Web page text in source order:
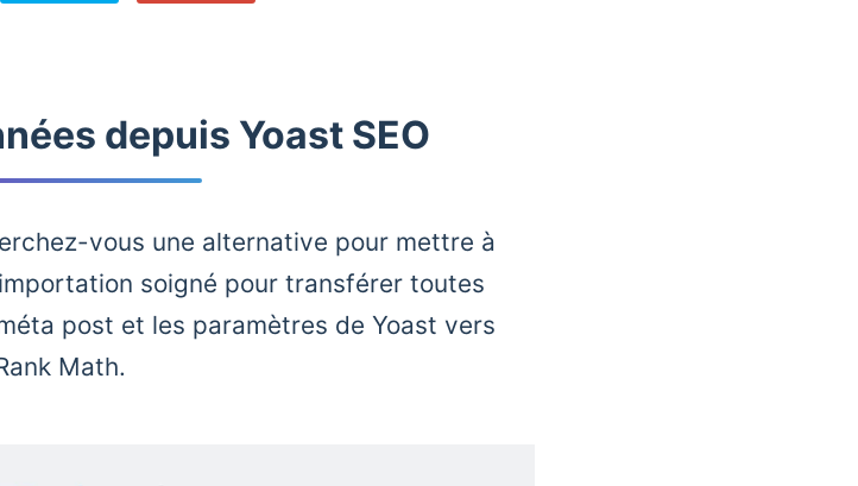
depuis Yoast SEO
vous une alternative pour mettre à
soigné pour transférer toutes
post et les paramètres de Yoast vers
Math.